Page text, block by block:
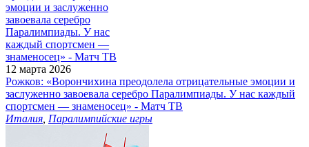
12 марта 2026
Рожков: «Ворончихина преодолела отрицательные эмоции и
заслуженно завоевала серебро Паралимпиады. У нас каждый
спортсмен — знаменосец» - Матч ТВ
Италия Паралимпийские игры